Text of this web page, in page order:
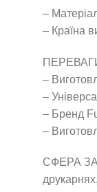
–
– Країна
–
–
– Бренд
–
СФЕРА